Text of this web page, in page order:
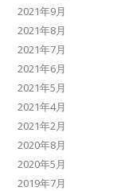
2021年9月
2021年8月
2021年7月
2021年6月
2021年5月
2021年4月
2021年2月
2020年8月
2020年5月
2019年7月